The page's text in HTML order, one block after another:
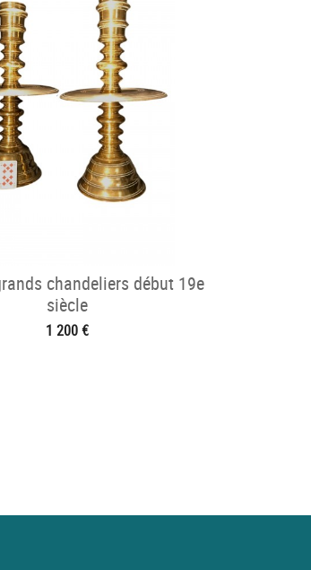
chandeliers début 19e
siècle
1 200 €